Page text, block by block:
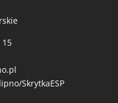
15
SkrytkaESP